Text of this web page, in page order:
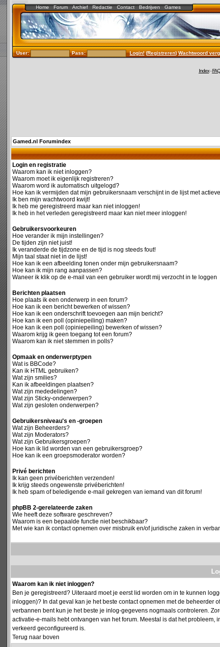
Home Forum Archief Redactie Contact Bedrijven Games
User: Pass: Login!(Registreren)Wachtwoord
Index-FAQ
Gamed.nl Forumindex
Login en registratie
Waarom kan ik niet inloggen?
Waarom moet ik eigenlijk registreren?
Waarom word ik automatisch uitgelogd?
Hoe kan ik vermijden dat mijn gebruikersnaam verschijnt in de lijst met
Ik ben mijn wachtwoord kwijt!
Ik heb me geregistreerd maar kan niet inloggen!
Ik heb in het verleden geregistreerd maar kan niet meer inloggen!
Gebruikersvoorkeuren
Hoe verander ik mijn instellingen?
De tijden zijn niet juist!
Ik veranderde de tijdzone en de tijd is nog steeds fout!
Mijn taal staat niet in de lijst!
Hoe kan ik een afbeelding tonen onder mijn gebruikersnaam?
Hoe kan ik mijn rang aanpassen?
Waneer ik klik op de e-mail van een gebruiker wordt mij verzocht in te loggen
Berichten plaatsen
Hoe plaats ik een onderwerp in een forum?
Hoe kan ik een bericht bewerken of wissen?
Hoe kan ik een onderschrift toevoegen aan mijn bericht?
Hoe kan ik een poll (opiniepeiling) maken?
Hoe kan ik een poll (opiniepeiling) bewerken of wissen?
Waarom krijg ik geen toegang tot een forum?
Waarom kan ik niet stemmen in polls?
Opmaak en onderwerptypen
Wat is BBCode?
Kan ik HTML gebruiken?
Wat zijn smilies?
Kan ik afbeeldingen plaatsen?
Wat zijn mededelingen?
Wat zijn Sticky-onderwerpen?
Wat zijn gesloten onderwerpen?
Gebruikersniveau's en -groepen
Wat zijn Beheerders?
Wat zijn Moderators?
Wat zijn Gebruikersgroepen?
Hoe kan ik lid worden van een gebruikersgroep?
Hoe kan ik een groepsmoderator worden?
Privé berichten
Ik kan geen privéberichten verzenden!
Ik krijg steeds ongewenste privéberichten!
Ik heb spam of beledigende e-mail gekregen van iemand van dit forum!
phpBB 2-gerelateerde zaken
Wie heeft deze software geschreven?
Waarom is een bepaalde functie niet beschikbaar?
Met wie kan ik contact opnemen over misbruik en/of juridische zaken in
Waarom kan ik niet inloggen?
Ben je geregistreerd? Uiteraard moet je eerst lid worden om in te kunnen
inloggen)? In dat geval kan je het beste contact opnemen met de beheerder
verbannen bent kun je het beste je inlog-gegevens nogmaals controleren.
activatie-e-mails hebt ontvangen van het forum. Meestal is dat het
verkeerd geconfigureerd is.
Terug naar boven